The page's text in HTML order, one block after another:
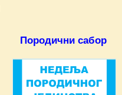
Породични сабор